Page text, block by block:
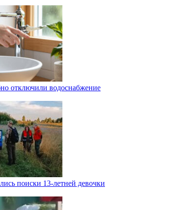
отключили водоснабжение
поиски 13-летней девочки